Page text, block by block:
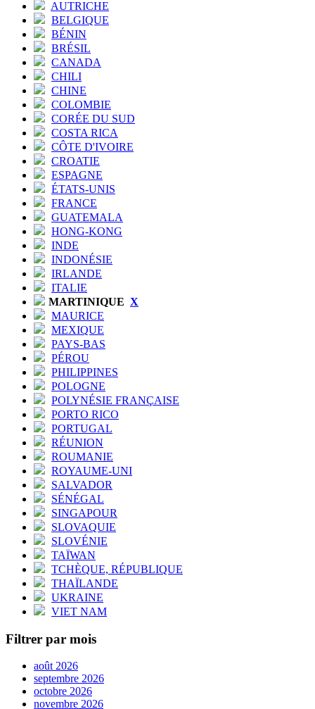
AUTRICHE
BELGIQUE
BÉNIN
BRÉSIL
CANADA
CHILI
CHINE
COLOMBIE
CORÉE DU SUD
COSTA RICA
CÔTE D'IVOIRE
CROATIE
ESPAGNE
ÉTATS-UNIS
FRANCE
GUATEMALA
HONG-KONG
INDE
INDONÉSIE
IRLANDE
ITALIE
MARTINIQUE X
MAURICE
MEXIQUE
PAYS-BAS
PÉROU
PHILIPPINES
POLOGNE
POLYNÉSIE FRANÇAISE
PORTO RICO
PORTUGAL
RÉUNION
ROUMANIE
ROYAUME-UNI
SALVADOR
SÉNÉGAL
SINGAPOUR
SLOVAQUIE
SLOVÉNIE
TAÏWAN
TCHÈQUE, RÉPUBLIQUE
THAÏLANDE
UKRAINE
VIET NAM
Filtrer par mois
août 2026
septembre 2026
octobre 2026
novembre 2026